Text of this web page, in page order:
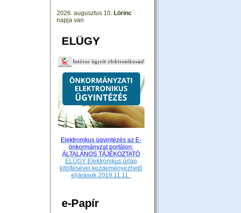
2026. augusztus 10. Lörinc
napja van
ELÜGY
Elektronikus ügyintézés az E-
önkormányzat portálon:
ÁLTALÁNOS TÁJÉKOZTATÓ
ELÜGY Elektronikus űrlap
kitöltésével kezdeményezhető
eljárások 2019.11.11.
e-Papír